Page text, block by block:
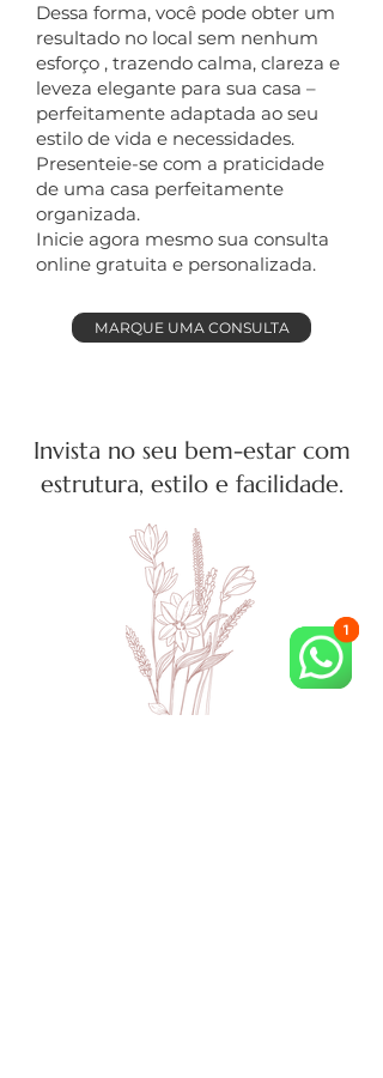
Dessa forma, você pode obter um
resultado no local sem nenhum
esforço , trazendo calma, clareza e
leveza elegante para sua casa –
perfeitamente adaptada ao seu
estilo de vida e necessidades.
Presenteie-se com a praticidade
de uma casa perfeitamente
organizada.
Inicie agora mesmo sua consulta
online gratuita e personalizada.
MARQUE UMA CONSULTA
Invista no seu bem-estar com
estrutura, estilo e facilidade.